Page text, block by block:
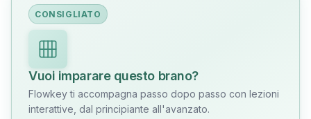
CONSIGLIATO
Vuoi imparare questo brano?
Flowkey ti accompagna passo dopo passo con lezioni
interattive, dal principiante all'avanzato.